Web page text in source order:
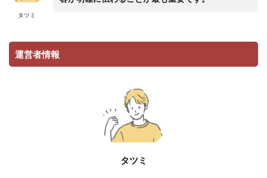
タツミ
運営者情報
タツミ